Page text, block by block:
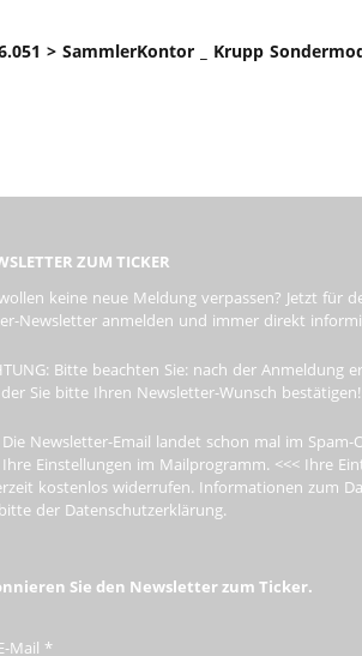
> SammlerKontor _ Krupp
ZUM TICKER
keine neue Meldung verpassen? Jetzt für
Newsletter anmelden und immer direkt
Bitte beachten Sie: nach der Anmeldung
Sie bitte Ihren Newsletter-Wunsch bestätigen!
Die Newsletter-Email landet schon mal im
Ihre Einstellungen im Mailprogramm. <<< Ihre
kostenlos widerrufen. Informationen zum
der Datenschutzerklärung.
Sie den Newsletter zum Ticker.
Mail *